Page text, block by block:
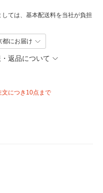
ては、基本配送料を当社が負担
都にお届け
返品について
文につき10点まで